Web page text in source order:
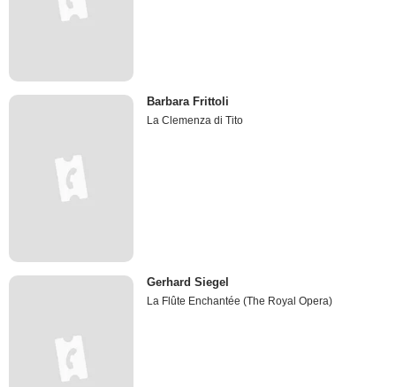
Barbara Frittoli
La Clemenza di Tito
Gerhard Siegel
La Flûte Enchantée (The Royal Opera)